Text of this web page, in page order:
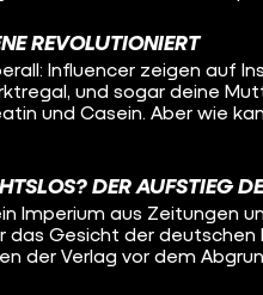
Unternehmen, das
dabei immer wieder
mit Experten
Anfänge von Tipico
REVOLUTIONIERT
Influencer zeigen auf
und sogar deine
und Casein. Aber wie
Gym mit
Infrastruktur mit über 900
DER AUFSTIEG
Imperium aus Zeitungen
das Gesicht der deutschen
der Verlag vor dem